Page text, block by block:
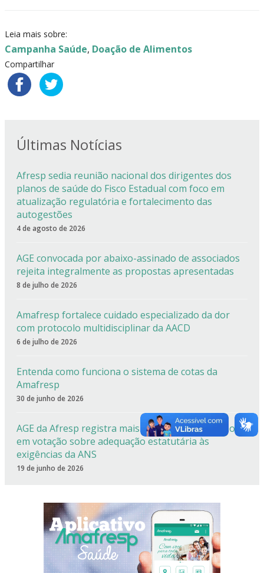
Leia mais sobre:
Campanha Saúde, Doação de Alimentos
Compartilhar
Últimas Notícias
Afresp sedia reunião nacional dos dirigentes dos
planos de saúde do Fisco Estadual com foco em
atualização regulatória e fortalecimento das
autogestões
4 de agosto de 2026
AGE convocada por abaixo-assinado de associados
rejeita integralmente as propostas apresentadas
8 de julho de 2026
Amafresp fortalece cuidado especializado da dor
com protocolo multidisciplinar da AACD
6 de julho de 2026
Entenda como funciona o sistema de cotas da
Amafresp
30 de junho de 2026
AGE da Afresp registra mais de 90% de aprovação
em votação sobre adequação estatutária às
exigências da ANS
19 de junho de 2026